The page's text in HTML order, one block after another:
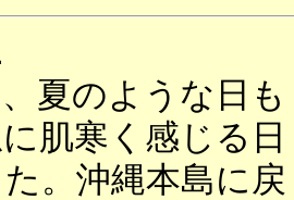
夏のような日も
肌寒く感じる日
。沖縄本島に戻